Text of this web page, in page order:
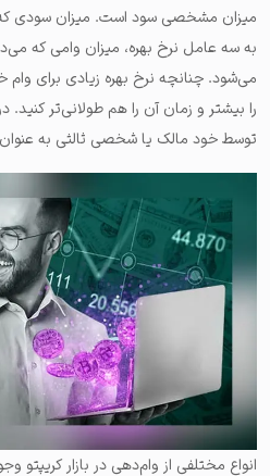
میزان مشخصی سود است. میزان سودی که
به سه عامل نرخ بهره، میزان وامی که
می‌شود. چنانچه نرخ بهره زیادی برای وام
را بیشتر و زمان آن را هم طولانی‌تر
توسط خود مالک یا شخصی ثالثی به
انواع مختلفی از وام‌دهی در بازار کریپتو